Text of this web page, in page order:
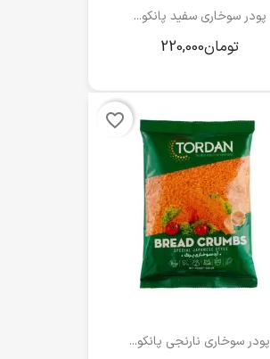
پودر سوخاری سفید پانکو...
پودر سوخاری نارنجی پانکو...
favorite_border